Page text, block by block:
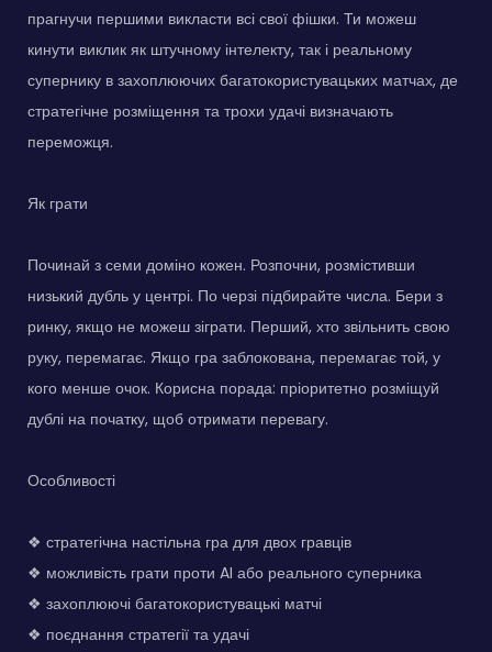
прагнучи першими викласти всі свої фішки. Ти можеш
кинути виклик як штучному інтелекту, так і реальному
супернику в захоплюючих багатокористувацьких матчах, де
стратегічне розміщення та трохи удачі визначають
переможця.
Як грати
Починай з семи доміно кожен. Розпочни, розмістивши
низький дубль у центрі. По черзі підбирайте числа. Бери з
ринку, якщо не можеш зіграти. Перший, хто звільнить свою
руку, перемагає. Якщо гра заблокована, перемагає той, у
кого менше очок. Корисна порада: пріоритетно розміщуй
дублі на початку, щоб отримати перевагу.
Особливості
❖ стратегічна настільна гра для двох гравців
❖ можливість грати проти AI або реального суперника
❖ захоплюючі багатокористувацькі матчі
❖ поєднання стратегії та удачі